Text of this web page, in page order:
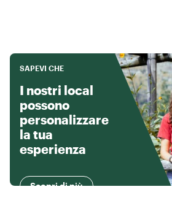
SAPEVI CHE
I nostri local
possono
personalizzare
la tua
esperienza
Scopri di più